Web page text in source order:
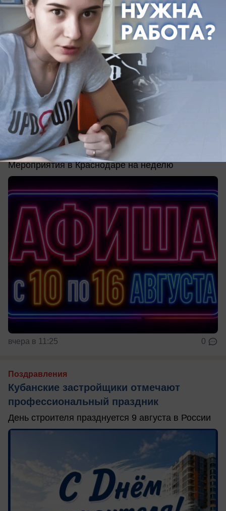
вчера в 12:29
Афиша
Куда сходить в Краснодаре: афиша
мероприятий с 10 по 16 августа
Мероприятия в Краснодаре на неделю
вчера в 11:25 0
Поздравления
Кубанские застройщики отмечают
профессиональный праздник
День строителя празднуется 9 августа в России